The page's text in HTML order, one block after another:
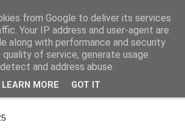
Día y el día a día de la Gastronomía
from Google to deliver its services
Your IP address and user-agent are
along with performance and security
of service, generate usage
and address abuse.
LEARN MORE GOT IT